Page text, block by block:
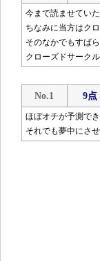
今まで読ませてい
ちなみに当方はク
そのなかでもすば
クローズドサーク
No.1 9点
ほぼオチが予測でき
それでも夢中にさ